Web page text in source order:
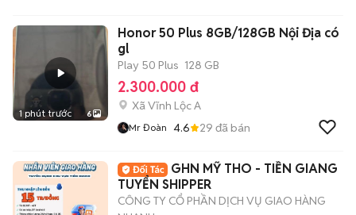
1 phút trước 6
Honor 50 Plus 8GB/128GB Nội Địa có
gl
Play 50 Plus 128 GB
2.300.000 đ
Xã Vĩnh Lộc A
Mr Đoàn 4.6 29 đã bán
GHN MỸ THO - TIỀN GIANG
TUYỂN SHIPPER
CÔNG TY CỔ PHẦN DỊCH VỤ GIAO HÀNG